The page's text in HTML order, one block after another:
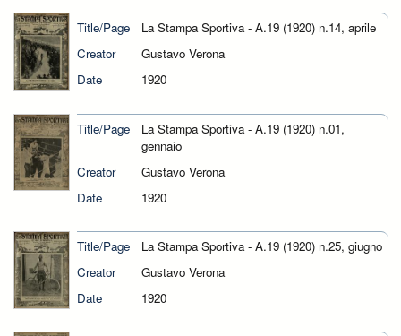
Title/Page
La Stampa Sportiva - A.19 (1920) n.14, aprile
Creator
Gustavo Verona
Date
1920
Title/Page
La Stampa Sportiva - A.19 (1920) n.01,
gennaio
Creator
Gustavo Verona
Date
1920
Title/Page
La Stampa Sportiva - A.19 (1920) n.25, giugno
Creator
Gustavo Verona
Date
1920